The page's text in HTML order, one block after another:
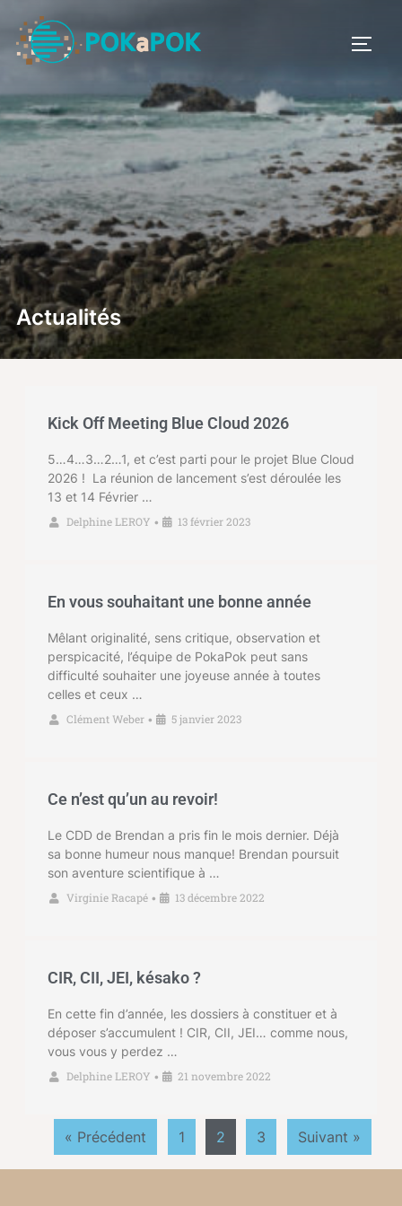
Actualités
Kick Off Meeting Blue Cloud 2026
5…4…3…2…1, et c’est parti pour le projet Blue Cloud
2026 ! La réunion de lancement s’est déroulée les
13 et 14 Février …
Delphine LEROY • 13 février 2023
En vous souhaitant une bonne année
Mêlant originalité, sens critique, observation et
perspicacité, l’équipe de PokaPok peut sans
difficulté souhaiter une joyeuse année à toutes
celles et ceux …
Clément Weber • 5 janvier 2023
Ce n’est qu’un au revoir!
Le CDD de Brendan a pris fin le mois dernier. Déjà
sa bonne humeur nous manque! Brendan poursuit
son aventure scientifique à …
Virginie Racapé • 13 décembre 2022
CIR, CII, JEI, késako ?
En cette fin d’année, les dossiers à constituer et à
déposer s’accumulent ! CIR, CII, JEI… comme nous,
vous vous y perdez …
Delphine LEROY • 21 novembre 2022
« Précédent 1 2 3 Suivant »